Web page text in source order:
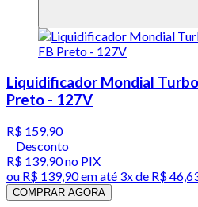
Liquidificador Mondial
Preto - 127V
R$ 159,90
Desconto
R$ 139,90no PIX
ou R$ 139,90em até 3x de R$
COMPRAR AGORA